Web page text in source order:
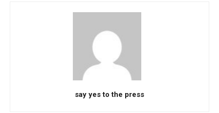
say yes to the press